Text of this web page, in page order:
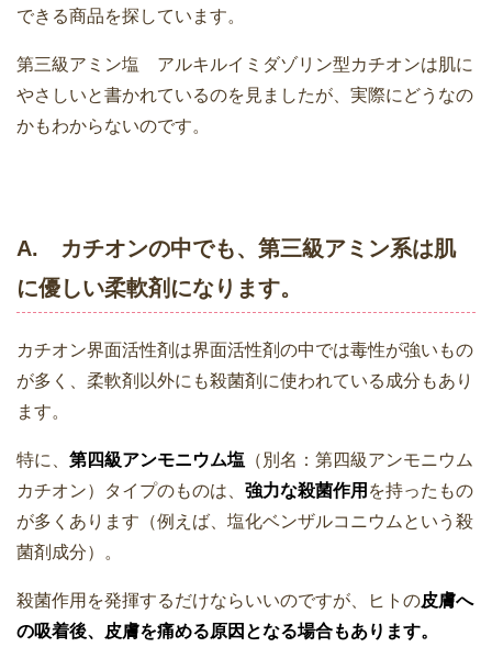
できる商品を探しています。
第三級アミン塩 アルキルイミダゾリン型カチオンは肌に
やさしいと書かれているのを見ましたが、実際にどうなの
かもわからないのです。
A. カチオンの中でも、第三級アミン系は肌
に優しい柔軟剤になります。
カチオン界面活性剤は界面活性剤の中では毒性が強いもの
が多く、柔軟剤以外にも殺菌剤に使われている成分もあり
ます。
特に、 第四級アンモニウム塩 （別名：第四級アンモニウム
カチオン）タイプのものは、 強力な殺菌作用 を持ったもの
が多くあります（例えば、塩化ベンザルコニウムという殺
菌剤成分）。
殺菌作用を発揮するだけならいいのですが、ヒトの皮膚へ
の吸着後、皮膚を痛める原因となる場合もあります。